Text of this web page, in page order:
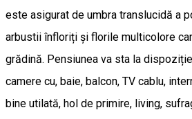
este asigurat de umbra translucidă a
arbustii înfloriți și florile multicolore
grădină. Pensiunea va sta la
camere cu, baie, balcon, TV cablu,
bine utilată, hol de primire, living,